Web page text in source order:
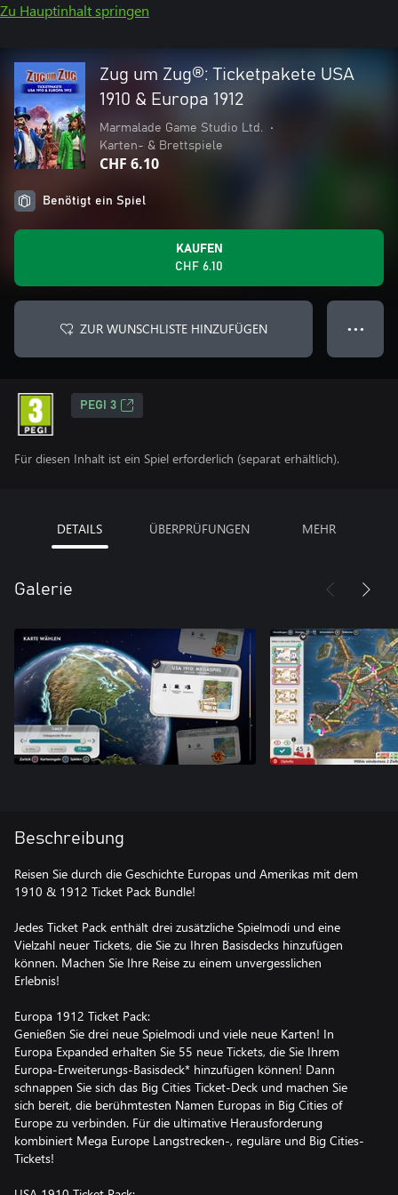
Zu Hauptinhalt springen
Zug um Zug®: Ticketpakete USA
1910 & Europa 1912
Marmalade Game Studio Ltd.
•
Karten- & Brettspiele
CHF 6.10
Benötigt ein Spiel
KAUFEN
CHF 6.10
ZUR WUNSCHLISTE HINZUFÜGEN ● ● ●
PEGI 3
Für diesen Inhalt ist ein Spiel erforderlich (separat erhältlich).
DETAILS ÜBERPRÜFUNGEN MEHR
Galerie
Beschreibung
Reisen Sie durch die Geschichte Europas und Amerikas mit dem
1910 & 1912 Ticket Pack Bundle!
Jedes Ticket Pack enthält drei zusätzliche Spielmodi und eine
Vielzahl neuer Tickets, die Sie zu Ihren Basisdecks hinzufügen
können. Machen Sie Ihre Reise zu einem unvergesslichen
Erlebnis!
Europa 1912 Ticket Pack:
Genießen Sie drei neue Spielmodi und viele neue Karten! In
Europa Expanded erhalten Sie 55 neue Tickets, die Sie Ihrem
Europa-Erweiterungs-Basisdeck* hinzufügen können! Dann
schnappen Sie sich das Big Cities Ticket-Deck und machen Sie
sich bereit, die berühmtesten Namen Europas in Big Cities of
Europe zu verbinden. Für die ultimative Herausforderung
kombiniert Mega Europe Langstrecken-, reguläre und Big Cities-
Tickets!